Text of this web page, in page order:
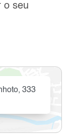
o seu
333